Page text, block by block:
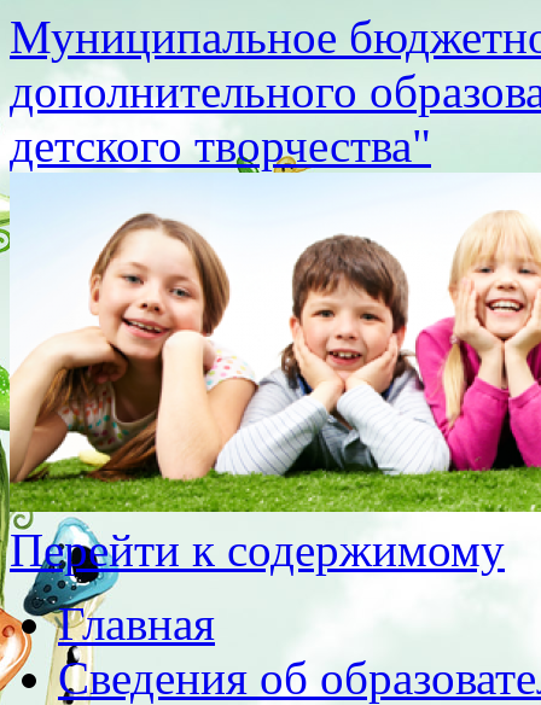
Муниципальное
дополнительного
детского творчества"
Перейти к содержимому
Главная
Сведения об